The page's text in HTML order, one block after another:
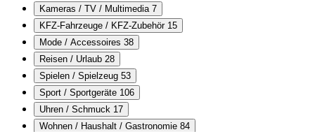
Kameras / TV / Multimedia 7
KFZ-Fahrzeuge / KFZ-Zubehör 15
Mode / Accessoires 38
Reisen / Urlaub 28
Spielen / Spielzeug 53
Sport / Sportgeräte 106
Uhren / Schmuck 17
Wohnen / Haushalt / Gastronomie 84